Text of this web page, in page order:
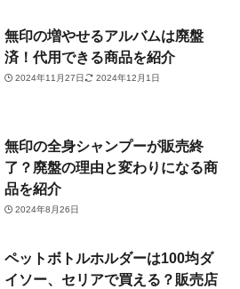
無印の増やせるアルバムは廃盤
済！代用できる商品を紹介
2024年11月27日 2024年12月1日
無印の全身シャンプーが販売終
了？廃盤の理由と変わりになる商
品を紹介
2024年8月26日
ペットボトルホルダーは100均ダ
イソー、セリアで買える？販売店